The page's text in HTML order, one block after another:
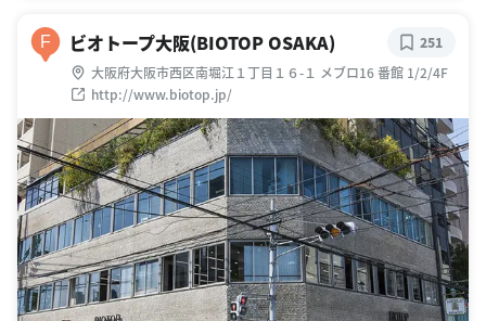
F ビオトープ大阪(BIOTOP OSAKA)
大阪府大阪市西区南堀江１丁目１６-１ メブロ16 番館 1/2/4F
http://www.biotop.jp/
251